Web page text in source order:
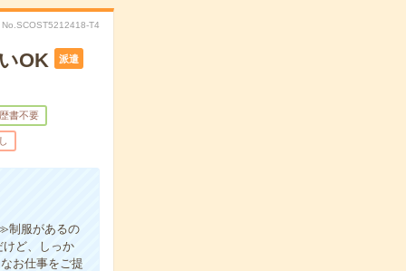
No.SCOST5212418-T4
OK 派遣
書不要
制服があるの
ど、しっか
お仕事をご提